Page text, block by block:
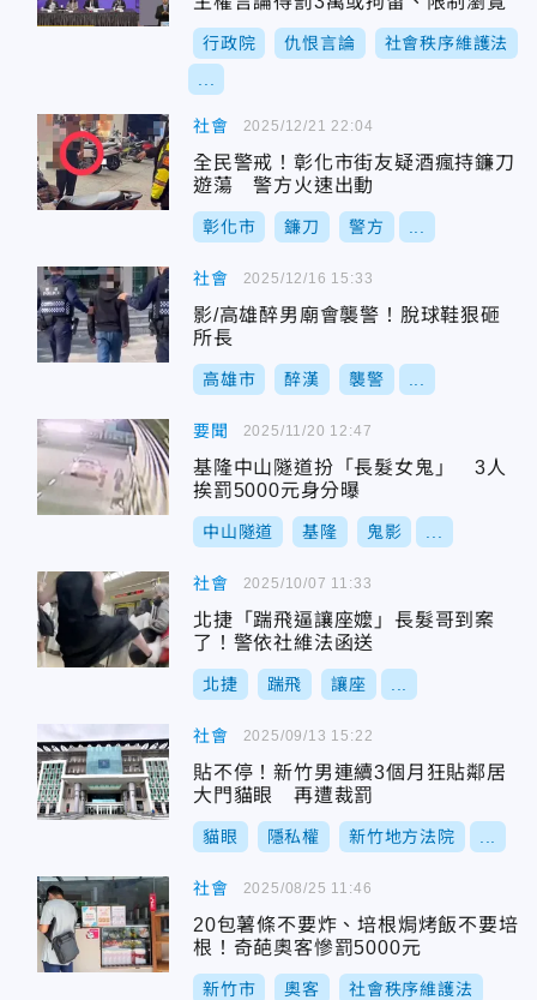
行政院 仇恨言論 社會秩序維護法
社會
全民警戒！彰化市街友疑酒瘋持鐮刀
遊蕩 警方火速出動
彰化市 鐮刀 警方
2025/12/21 22:04
社會
影/高雄醉男廟會襲警！脫球鞋狠砸
所長
高雄市 醉漢 襲警
2025/12/16 15:33
要聞
基隆中山隧道扮「長髮女鬼」 3人
挨罰5000元身分曝
中山隧道 基隆 鬼影
2025/11/20 12:47
社會
北捷「踹飛逼讓座嬤」長髮哥到案
了！警依社維法函送
北捷 踹飛 讓座
2025/10/07 11:33
社會
貼不停！新竹男連續3個月狂貼鄰居
大門貓眼 再遭裁罰
貓眼 隱私權 新竹地方法院
2025/09/13 15:22
社會
20包薯條不要炸、培根焗烤飯不要培
根！奇葩奧客慘罰5000元
新竹市 奧客 社會秩序維護法
2025/08/25 11:46